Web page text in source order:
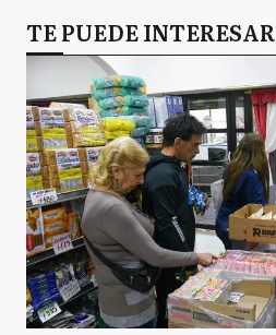
TE PUEDE INTERESAR